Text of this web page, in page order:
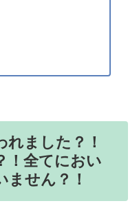
れました？！
！全てにおい
ません？！